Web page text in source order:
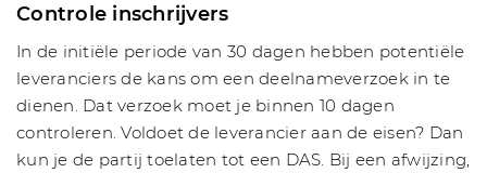
Controle inschrijvers
In de initiële periode van 30 dagen hebben potentiële
leveranciers de kans om een deelnameverzoek in te
dienen. Dat verzoek moet je binnen 10 dagen
controleren. Voldoet de leverancier aan de eisen? Dan
kun je de partij toelaten tot een DAS. Bij een afwijzing,